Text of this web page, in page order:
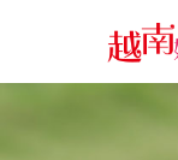
跨國婚